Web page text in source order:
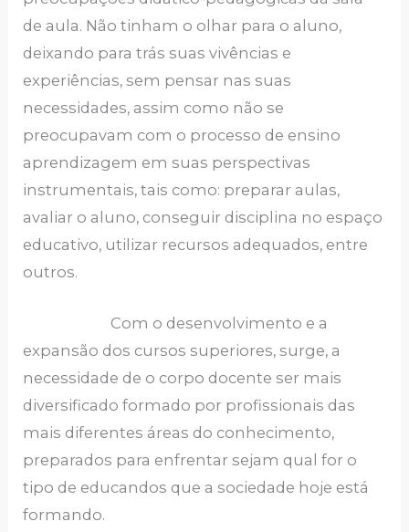
de aula. Não tinham o olhar para o aluno,
deixando para trás suas vivências e
experiências, sem pensar nas suas
necessidades, assim como não se
preocupavam com o processo de ensino
aprendizagem em suas perspectivas
instrumentais, tais como: preparar aulas,
avaliar o aluno, conseguir disciplina no espaço
educativo, utilizar recursos adequados, entre
outros.
Com o desenvolvimento e a
expansão dos cursos superiores, surge, a
necessidade de o corpo docente ser mais
diversificado formado por profissionais das
mais diferentes áreas do conhecimento,
preparados para enfrentar sejam qual for o
tipo de educandos que a sociedade hoje está
formando.